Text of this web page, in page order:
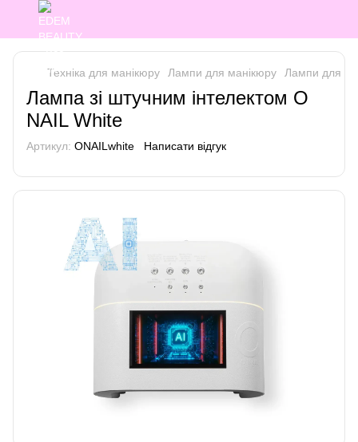
Техніка для манікюру Лампи для манікюру Лампи для
Лампа зі штучним інтелектом O
NAIL White
Артикул: ONAILwhite Написати відгук